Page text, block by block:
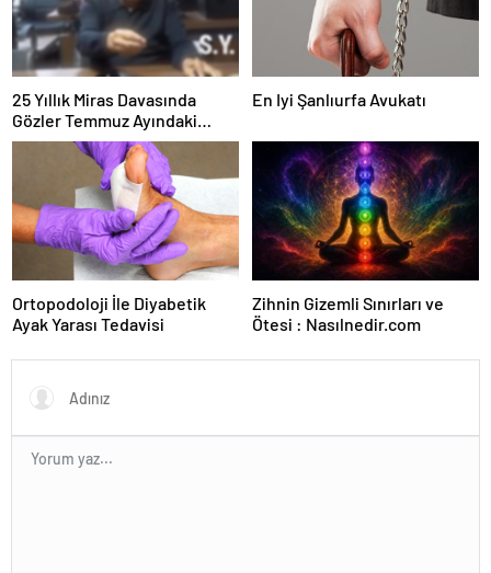
25 Yıllık Miras Davasında
Gözler Temmuz Ayındaki
Karar Duruşmasına Çevrildi
En Iyi Şanlıurfa Avukatı
Ortopodoloji İle Diyabetik
Ayak Yarası Tedavisi
Zihnin Gizemli Sınırları ve
Ötesi : Nasılnedir.com